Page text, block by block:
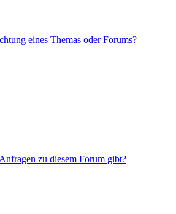
eines Themas oder Forums?
zu diesem Forum gibt?